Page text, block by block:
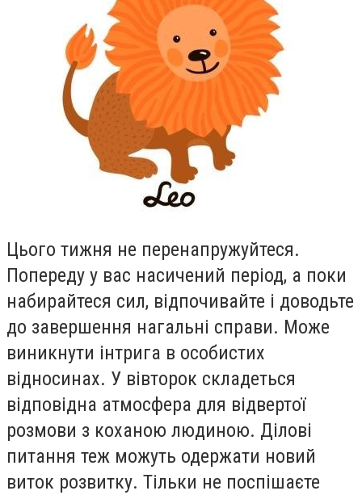
Цього тижня не перенапружуйтеся.
Попереду у вас насичений перiод, а поки
набирайтеся сил, вiдпочивайте i доводьте
до завершення нагальнi справи. Може
виникнути iнтрига в особистих
вiдносинах. У вiвторок складеться
вiдповiдна атмосфера для вiдвертої
розмови з коханою людиною. Дiловi
питання теж можуть одержати новий
виток розвитку. Тiльки не поспiшаєте